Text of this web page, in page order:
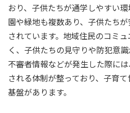
おり、子供たちが通学しやすい
園や緑地も複数あり、子供たち
されています。地域住民のコミ
く、子供たちの見守りや防犯意識
不審者情報などが発生した際に
される体制が整っており、子育
基盤があります。